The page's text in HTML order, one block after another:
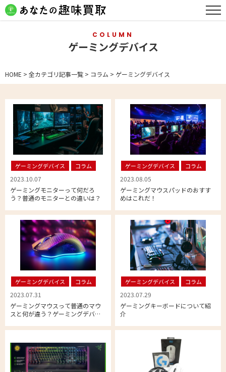
COLUMN
ゲーミングデバイス
HOME > 全カテゴリ記事一覧 > コラム > ゲーミングデバイス
ゲーミングデバイス コラム
2023.10.07
ゲーミングモニターって何だろ
う？普通のモニターとの違いは？
ゲーミングデバイス コラム
2023.08.05
ゲーミングマウスパッドのおすす
めはこれだ！
ゲーミングデバイス コラム
2023.07.31
ゲーミングマウスって普通のマウ
スと何が違う？ゲーミングデバイ
専門店へ
ゲーミングデバイス コラム
2023.07.29
ゲーミングキーボードについて紹
介